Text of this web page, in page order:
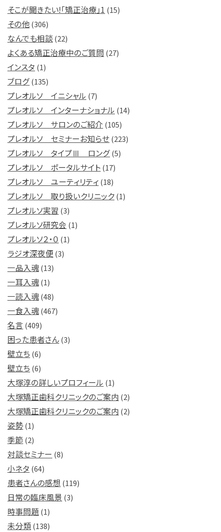
そこが聞きたい!「矯正治療」1 (15)
その他(306)
なんでも相談(22)
よくある矯正治療中のご質問 (27)
インスタ (1)
ブログ(135)
プレオルソ イニシャル (7)
プレオルソ インターナショナル (14)
プレオルソ サロンのご紹介 (105)
プレオルソ セミナーお知らせ(223)
プレオルソ タイプⅢ ロング(5)
プレオルソ ポータルサイト(17)
プレオルソ ユーティリティ(18)
プレオルソ 取り扱いクリニック(1)
プレオルソ実習 (3)
プレオルソ研究会 (1)
プレオルソ２・０ (1)
ラジオ深夜便(3)
一品入魂(13)
一耳入魂(1)
一読入魂(48)
一食入魂(467)
名言 (409)
困った患者さん(3)
壁立ち (6)
壁立ち (6)
大塚淳の詳しいプロフィール (1)
大塚矯正歯科クリニックのご案内 (2)
大塚矯正歯科クリニックのご案内 (2)
姿勢(1)
季節 (2)
対談セミナー (8)
小ネタ (64)
患者さんの感想 (119)
日常の臨床風景 (3)
時事問題 (1)
未分類(138)